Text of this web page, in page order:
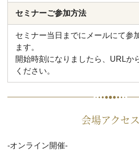
セミナーご参加方法
セミナー当日までにメールにて参
ます。
開始時刻になりましたら、URLか
ください。
会場アクセス
-オンライン開催-